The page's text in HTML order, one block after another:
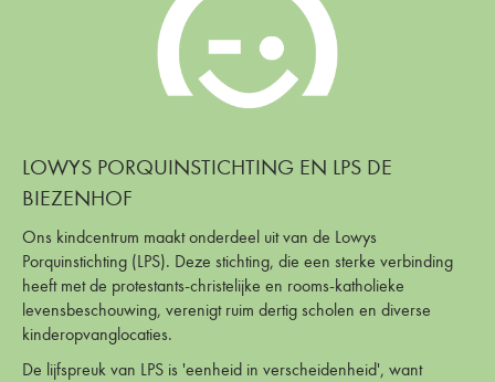
LOWYS PORQUINSTICHTING EN LPS DE
BIEZENHOF
Ons kindcentrum maakt onderdeel uit van de Lowys
Porquinstichting (LPS). Deze stichting, die een sterke verbinding
heeft met de protestants-christelijke en rooms-katholieke
levensbeschouwing, verenigt ruim dertig scholen en diverse
kinderopvanglocaties.
De lijfspreuk van LPS is 'eenheid in verscheidenheid', want